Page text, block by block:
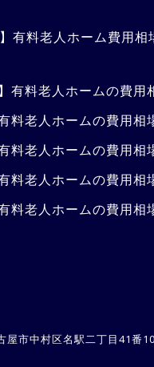
有料老人ホーム費用相
有料老人ホームの費用
料老人ホームの費用相
料老人ホームの費用相
料老人ホームの費用相
料老人ホームの費用相
屋市中村区名駅二丁目41番